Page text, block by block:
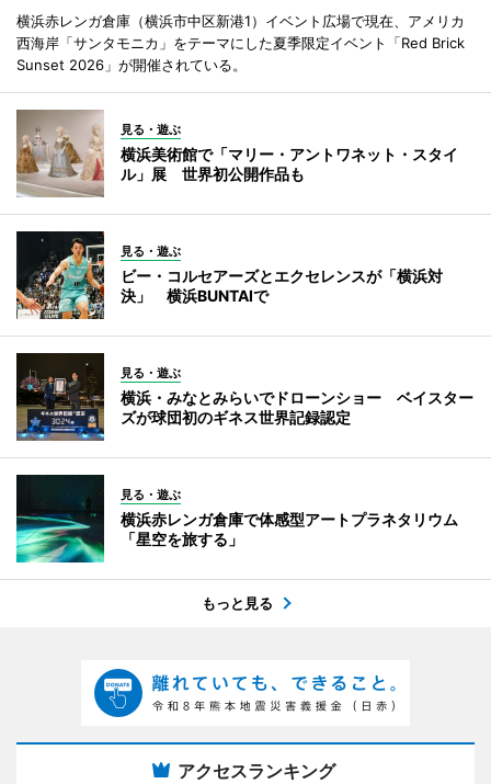
横浜赤レンガ倉庫（横浜市中区新港1）イベント広場で現在、アメリカ
西海岸「サンタモニカ」をテーマにした夏季限定イベント「Red Brick
Sunset 2026」が開催されている。
見る・遊ぶ
横浜美術館で「マリー・アントワネット・スタイ
ル」展 世界初公開作品も
見る・遊ぶ
ビー・コルセアーズとエクセレンスが「横浜対
決」 横浜BUNTAIで
見る・遊ぶ
横浜・みなとみらいでドローンショー ベイスター
ズが球団初のギネス世界記録認定
見る・遊ぶ
横浜赤レンガ倉庫で体感型アートプラネタリウム
「星空を旅する」
もっと見る
アクセスランキング